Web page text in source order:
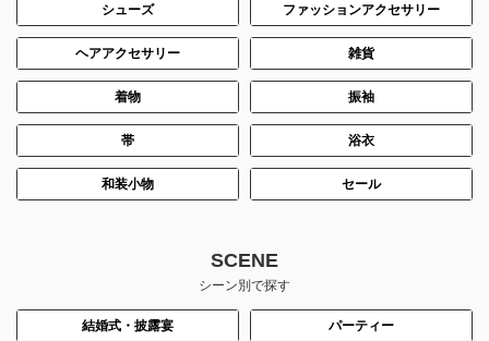
シューズ ファッションアクセサリー
ヘアアクセサリー 雑貨
着物 振袖
帯 浴衣
和装小物 セール
SCENE
シーン別で探す
結婚式・披露宴 パーティー